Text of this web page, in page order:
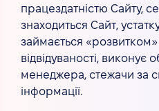
працездатністю Сайту,
знаходиться Сайт,
займається «розвитком»
відвідуваності, виконує
менеджера, стежачи за
інформації.